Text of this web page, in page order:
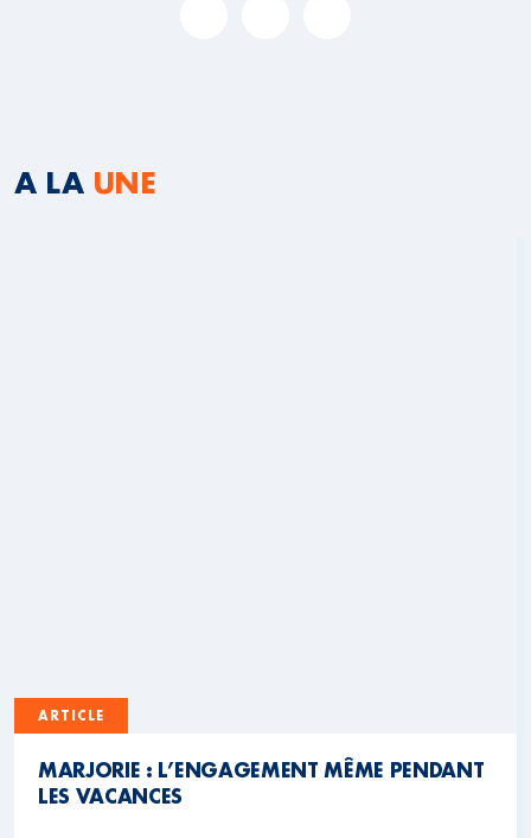
A LA UNE
ARTICLE
MARJORIE : L’ENGAGEMENT MÊME PENDANT
LES VACANCES